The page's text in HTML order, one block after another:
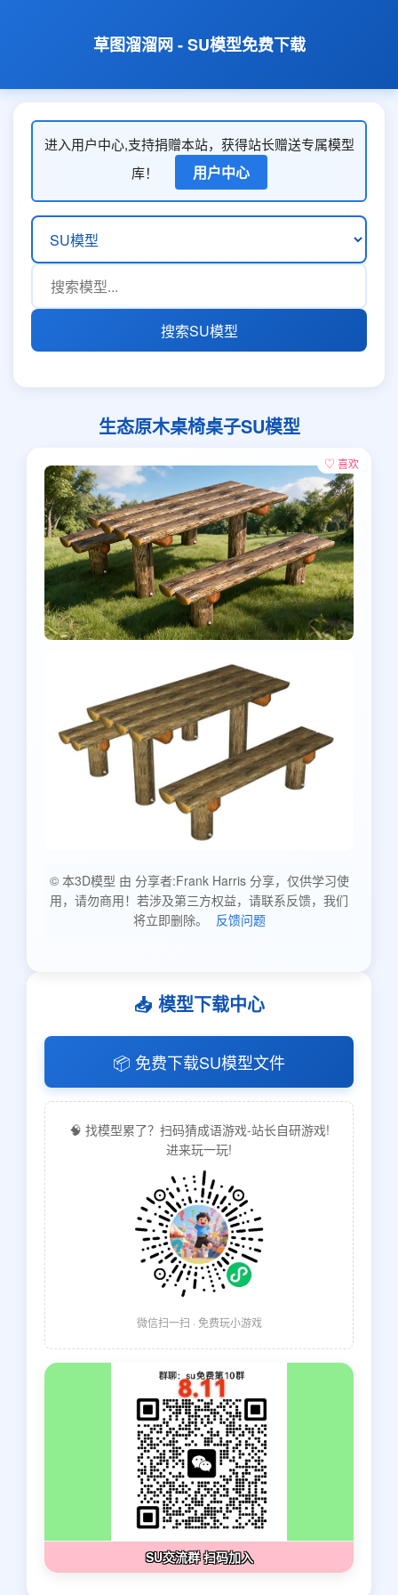
草图溜溜网 - SU模型免费下载
进入用户中心,支持捐赠本站，获得站长赠送专属模型
库！
用户中心
搜索SU模型
生态原木桌椅桌子SU模型
♡ 喜欢
© 本3D模型 由 分享者:Frank Harris 分享，仅供学习使
用，请勿商用！若涉及第三方权益，请联系反馈，我们
将立即删除。
反馈问题
📥 模型下载中心
📦 免费下载SU模型文件
🧠 找模型累了？扫码猜成语游戏-站长自研游戏!
进来玩一玩!
微信扫一扫 · 免费玩小游戏
SU交流群 扫码加入